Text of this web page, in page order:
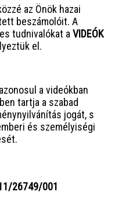
az Önök hazai
beszámolóit. A
tudnivalókat a VIDEÓK
el.
a videókban
tartja a szabad
jogát, s
és személyiségi
26749/001